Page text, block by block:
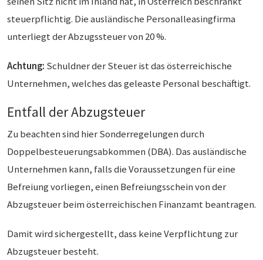
steuerpflichtig. Die ausländische Personalleasingfirma
unterliegt der Abzugssteuer von 20 %.
Achtung: Schuldner der Steuer ist das österreichische
Unternehmen, welches das geleaste Personal beschäftigt.
Entfall der Abzugsteuer
Zu beachten sind hier Sonderregelungen durch
Doppelbesteuerungsabkommen (DBA). Das ausländische
Unternehmen kann, falls die Voraussetzungen für eine
Befreiung vorliegen, einen Befreiungsschein von der
Abzugsteuer beim österreichischen Finanzamt beantragen.
Damit wird sichergestellt, dass keine Verpflichtung zur
Abzugsteuer besteht.